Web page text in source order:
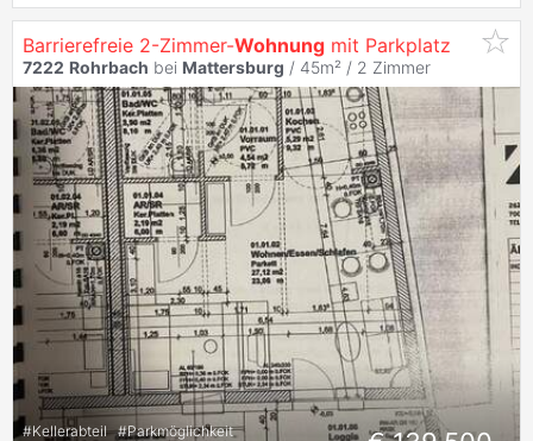
Barrierefreie 2-Zimmer-Wohnung mit Parkplatz
7222 Rohrbach bei Mattersburg / 45m² / 2 Zimmer
#Kellerabteil #Parkmöglichkeit